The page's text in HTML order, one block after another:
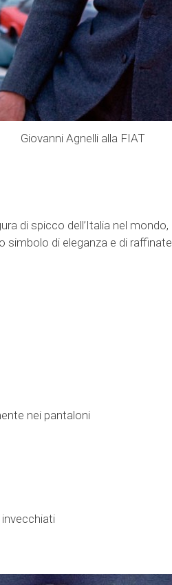
Giovanni Agnelli alla FIAT
di spicco dell’Italia nel
di eleganza e di
nei pantaloni